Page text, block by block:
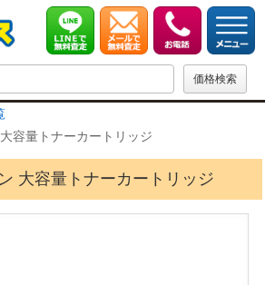
容量トナーカートリッジ
大容量トナーカートリッジ